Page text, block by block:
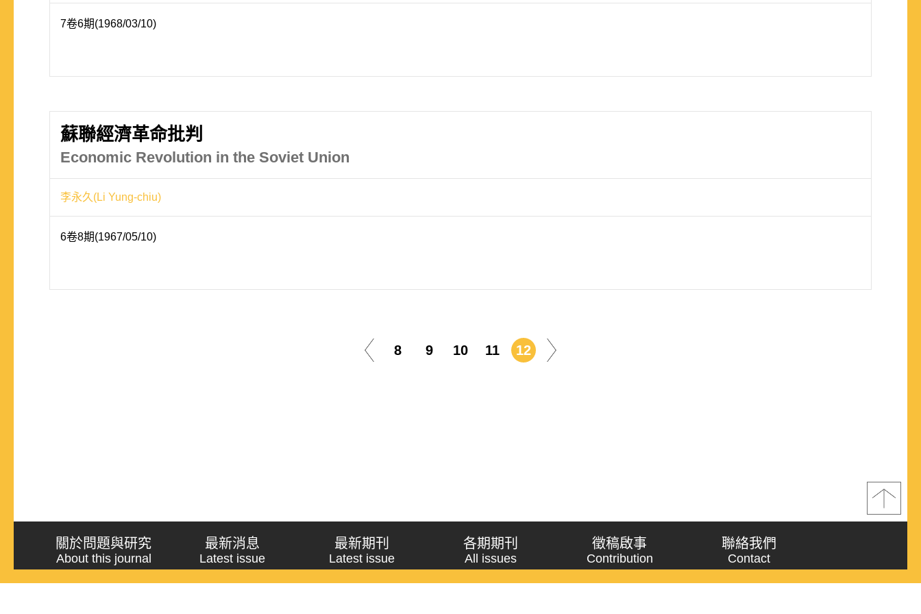
7卷6期(1968/03/10)
蘇聯經濟革命批判
Economic Revolution in the Soviet Union
李永久(Li Yung-chiu)
6卷8期(1967/05/10)
8 9 10 11 12
關於問題與研究
About this journal
最新消息
Latest issue
最新期刊
Latest issue
各期期刊
All issues
徵稿啟事
Contribution
聯絡我們
Contact